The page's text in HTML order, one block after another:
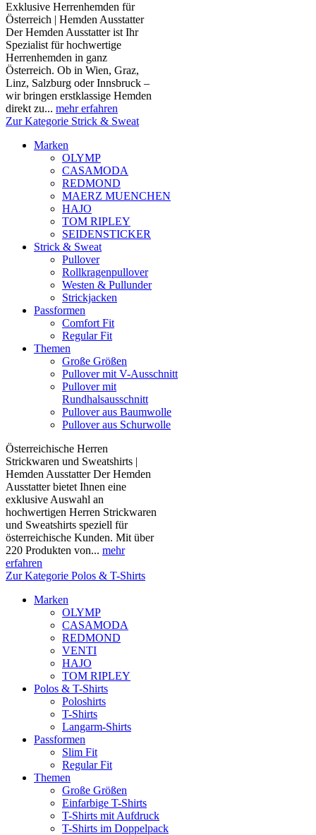
Exklusive Herrenhemden für
Österreich | Hemden Ausstatter
Der Hemden Ausstatter ist Ihr
Spezialist für hochwertige
Herrenhemden in ganz
Österreich. Ob in Wien, Graz,
Linz, Salzburg oder Innsbruck –
wir bringen erstklassige Hemden
direkt zu... mehr erfahren
Zur Kategorie Strick & Sweat
Marken
OLYMP
CASAMODA
REDMOND
MAERZ MUENCHEN
HAJO
TOM RIPLEY
SEIDENSTICKER
Strick & Sweat
Pullover
Rollkragenpullover
Westen & Pullunder
Strickjacken
Passformen
Comfort Fit
Regular Fit
Themen
Große Größen
Pullover mit V-Ausschnitt
Pullover mit
Rundhalsausschnitt
Pullover aus Baumwolle
Pullover aus Schurwolle
Österreichische Herren
Strickwaren und Sweatshirts |
Hemden Ausstatter Der Hemden
Ausstatter bietet Ihnen eine
exklusive Auswahl an
hochwertigen Herren Strickwaren
und Sweatshirts speziell für
österreichische Kunden. Mit über
220 Produkten von... mehr
erfahren
Zur Kategorie Polos & T-Shirts
Marken
OLYMP
CASAMODA
REDMOND
VENTI
HAJO
TOM RIPLEY
Polos & T-Shirts
Poloshirts
T-Shirts
Langarm-Shirts
Passformen
Slim Fit
Regular Fit
Themen
Große Größen
Einfarbige T-Shirts
T-Shirts mit Aufdruck
T-Shirts im Doppelpack